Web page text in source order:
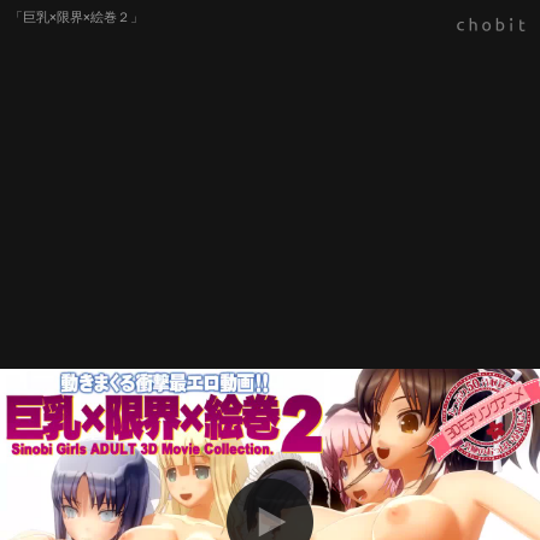
「巨乳×限界×絵巻２」